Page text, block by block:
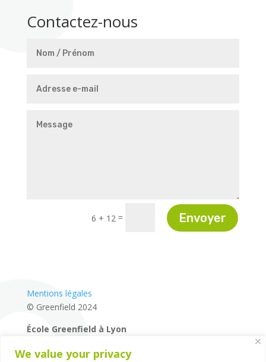
We value your privacy
Contactez-nous
6 + 12 = Envoyer
Mentions légales
© Greenfield 2024
École Greenfield à Lyon
14 rue de la Mairie – 69660 – Collonges-au-Mont-d’Or